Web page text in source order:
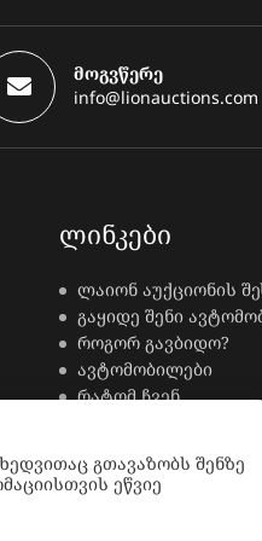
მოგვწერე
info@lionauctions.com
ᲚᲘᲜᲙᲔᲑᲘ
ლაიონ აუქციონის
გაყიდე შენი
როგორ გავბიდო?
ავტომობილები
რატომ ჩვენ
გთავაზობს შენზე
ეწვიე